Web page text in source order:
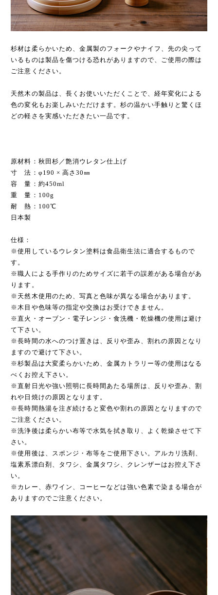
杉材は柔らかいため、金属製のフォークやナイフ、先の尖って
いるものは製品を傷つける恐れがありますので、ご使用の際は
ご注意ください。
天然木の製品は、長くお使いいただくことで、経年変化による
色の変化もお楽しみいただけます。杉の温かい手触りと驚くほ
どの軽さを実感いただきたい一品です。
原材料：秋田杉／艶消ウレタン仕上げ
寸 法：φ190 × 高さ30㎜
容 量：約450ml
重 量：100g
耐 熱：100℃
日本製
仕様：
※使用しているウレタン塗料は食品衛生法に適合するもので
す。
※職人による手作りのためサイズに若干の誤差がある場合があ
ります。
※天然木使用のため、写真と色味が異なる場合があります。
※木目や色味等の指定や交換はお受けできません。
※直火・オーブン・電子レンジ・食洗機・乾燥機の使用は避け
て下さい。
※長時間の水へのつけ置きは、反りや歪み、割れの原因となり
ますので避けて下さい。
※杉製品は大変柔らかいため、金属カトラリー等の使用はなる
べくお控え下さい。
※直射日光や強い照明に長時間あたる場所は、反りや歪み、割
れや日焼けの原因となります。
※長時間熱湯を注ぎ続けると変色や割れの原因となりますので
ご注意ください。
※洗浄後は柔らかい布等で水気を拭き取り、よく乾燥させて下
さい。
※使用後は、スポンジ・布等をご使用下さい。アルカリ洗剤、
塩素系漂白剤、タワシ、金属タワシ、クレンザーはお控え下さ
い。
※カレー、赤ワイン、コーヒーなどは強い色素で染まる場合が
ありますのでご注意ください。